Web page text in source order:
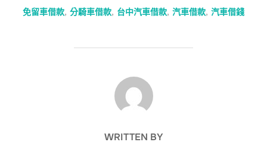
免留車借款, 分騎車借款, 台中汽車借款, 汽車借款, 汽車借錢
POST AUTHOR
WRITTEN BY